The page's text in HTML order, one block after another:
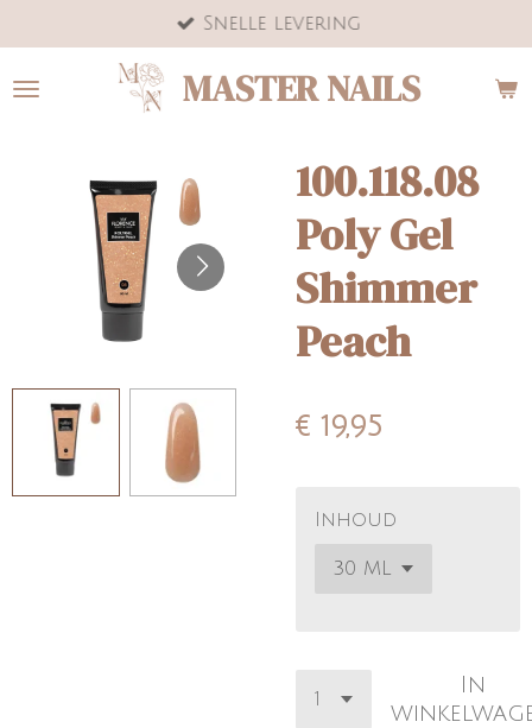
direct
naar
MASTER NAILS
Snelle levering
100.118.08
Poly Gel
Shimmer
Peach
€ 19,95
Inhoud
In